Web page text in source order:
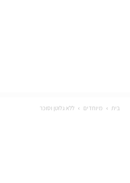
בית מיוחדים ללא גלוטן וסוכר